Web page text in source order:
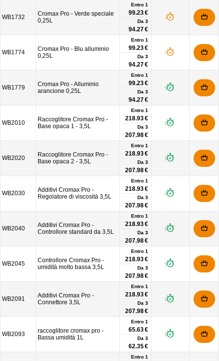
WB1732
Cromax Pro - Verde speciale
0,25L
Entro 1
99.23 €
Da 3
94.27 €
WB1774
Cromax Pro - Blu alluminio
0,25L
Entro 1
99.23 €
Da 3
94.27 €
WB1779
Cromax Pro - Alluminio
arancione 0,25L
Entro 1
99.23 €
Da 3
94.27 €
WB2010
Raccoglitore Cromax Pro -
Base opaca 1 - 3,5L
Entro 1
218.93 €
Da 3
207.98 €
WB2020
Raccoglitore Cromax Pro -
Base opaca 2 - 3,5L
Entro 1
218.93 €
Da 3
207.98 €
WB2030
Additivi Cromax Pro -
Regolatore di viscosità 3,5L
Entro 1
218.93 €
Da 3
207.98 €
WB2040
Additivi Cromax Pro -
Controllore standard da 3,5L
Entro 1
218.93 €
Da 3
207.98 €
WB2045
Controllore Cromax Pro -
umidità molto bassa 3,5L
Entro 1
218.93 €
Da 3
207.98 €
WB2091
Additivi Cromax Pro -
Connettore 3,5L
Entro 1
218.93 €
Da 3
207.98 €
WB2093
raccoglitore cromax pro -
Bassa umidità 1L
Entro 1
65.63 €
Da 3
62.35 €
Entro 1